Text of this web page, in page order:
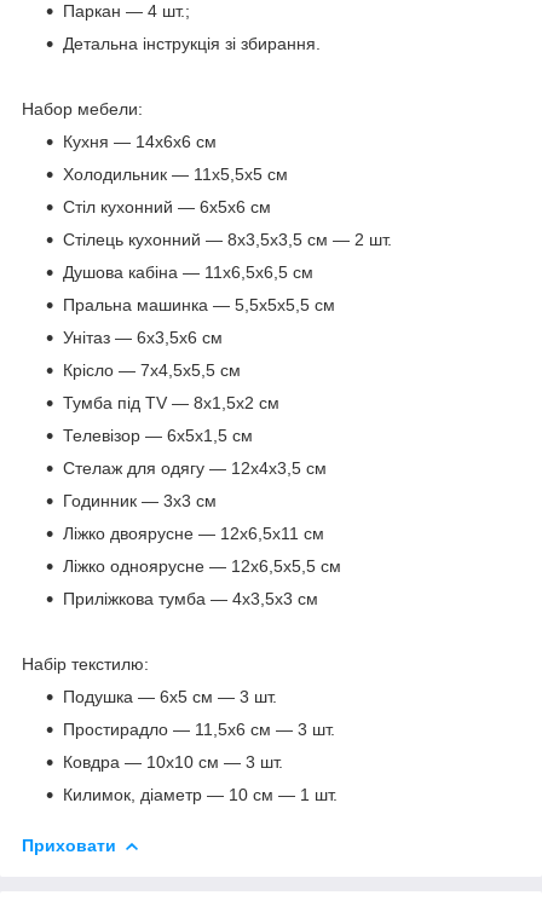
Паркан — 4 шт.;
Детальна інструкція зі збирання.
Набор мебели:
Кухня — 14х6х6 см
Холодильник — 11х5,5х5 см
Стіл кухонний — 6х5х6 см
Стілець кухонний — 8х3,5х3,5 см — 2 шт.
Душова кабіна — 11х6,5х6,5 см
Пральна машинка — 5,5х5х5,5 см
Унітаз — 6х3,5х6 см
Крісло — 7х4,5х5,5 см
Тумба під TV — 8х1,5х2 см
Телевізор — 6х5х1,5 см
Стелаж для одягу — 12х4х3,5 см
Годинник — 3х3 см
Ліжко двоярусне — 12х6,5х11 см
Ліжко одноярусне — 12х6,5х5,5 см
Приліжкова тумба — 4х3,5х3 см
Набір текстилю:
Подушка — 6х5 см — 3 шт.
Простирадло — 11,5х6 см — 3 шт.
Ковдра — 10х10 см — 3 шт.
Килимок, діаметр — 10 см — 1 шт.
Приховати